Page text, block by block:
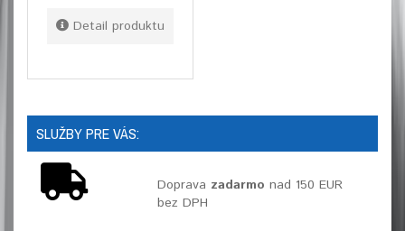
Detail produktu
SLUŽBY PRE VÁS:
Doprava zadarmo nad 150 EUR
bez DPH